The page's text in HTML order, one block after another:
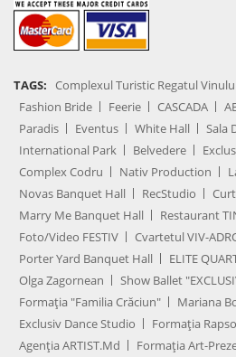
TAGS: Complexul Turistic Regatul
Fashion Bride
Feerie CASCADA
Paradis
Eventus White Hall
Sala
International Park
Belvedere
Complex Codru
Nativ Production
Novas Banquet Hall
RecStudio
Marry Me Banquet Hall
Restaurant
Foto/Video FESTIV
Cvartetul VIV-
Porter Yard Banquet Hall
ELITE
Olga Zagornean
Show Ballet
Formația "Familia Crăciun"
Mariana
Exclusiv Dance Studio
Formația
Agenţia ARTIST.md
Formația Art-